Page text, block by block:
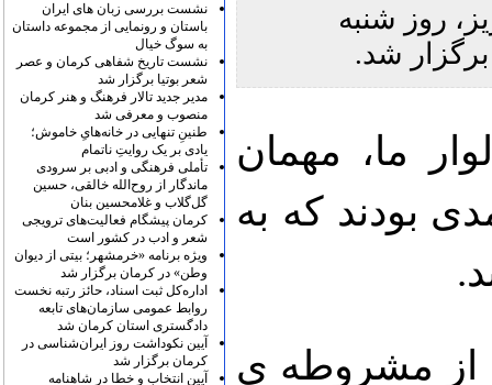
روز شنبه
ما، مهمان
بودند که به
از مشروطه ی
نشست بررسی زبان های ایران
باستان و رونمایی از مجموعه داستان
به سوگ خیال
نشست تاریخ شفاهی کرمان و عصر
شعر بوتیا برگزار شد
مدیر جدید تالار فرهنگ و هنر کرمان
منصوب و معرفی شد
طنینِ تنهایی در خانه‌هایِ خاموش؛
یادی بر یک روایتِ ناتمام
تأملی فرهنگی و ادبی بر سرودی
ماندگار از روح‌الله خالقی، حسین
گل‌گلاب و غلامحسین بنان
کرمان پیشگام فعالیت‌های ترویجی
شعر و ادب در کشور است
ویژه برنامه «خرمشهر؛ بیتی از دیوان
وطن» در کرمان برگزار شد
اداره‌کل ثبت اسناد، حائز رتبه نخست
روابط عمومی سازمان‌های تابعه
دادگستری استان کرمان شد
آیین نکوداشت روز ایران‌شناسی در
کرمان برگزار شد
آیین انتخاب و خطا در شاهنامه